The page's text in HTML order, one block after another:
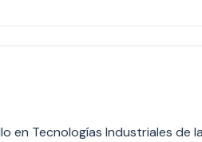
en Tecnologías Industriales de la